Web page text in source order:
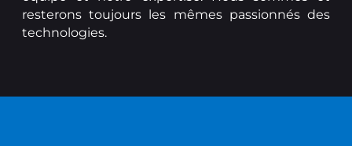
resterons toujours les mêmes passionnés des
technologies.